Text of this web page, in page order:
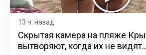
13 ч. назад
Скрытая камера на пляже
вытворяют, когда их не